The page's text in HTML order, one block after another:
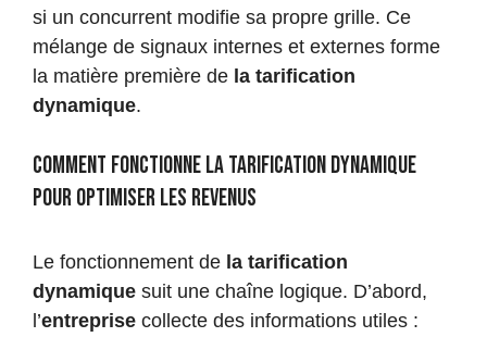
si un concurrent modifie sa propre grille. Ce
mélange de signaux internes et externes forme
la matière première de la tarification
dynamique.
Comment fonctionne la tarification dynamique
pour optimiser les revenus
Le fonctionnement de la tarification
dynamique suit une chaîne logique. D’abord,
l’entreprise collecte des informations utiles :